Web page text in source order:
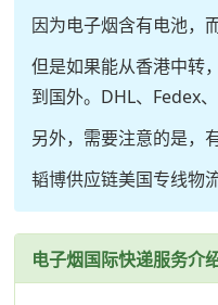
因为电子烟含有电池，
但是如果能从香港中转
到国外。DHL、Fedex
另外，需要注意的是，
韬博供应链美国专线物
电子烟国际快递服务介